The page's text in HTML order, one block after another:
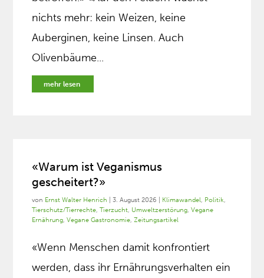
nichts mehr: kein Weizen, keine
Auberginen, keine Linsen. Auch
Olivenbäume...
mehr lesen
«Warum ist Veganismus
gescheitert?»
von Ernst Walter Henrich |3. August 2026 Klimawandel, Politik,
Tierschutz/Tierrechte,Tierzucht, Umweltzerstörung,Vegane
Ernährung,Vegane Gastronomie,Zeitungsartikel
«Wenn Menschen damit konfrontiert
werden, dass ihr Ernährungsverhalten ein